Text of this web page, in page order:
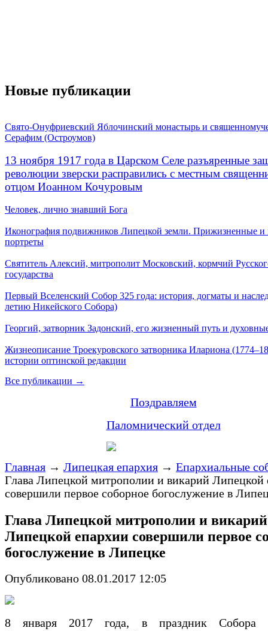
Новые публикации
Свято-Онуфриевский Яблочинский монастырь и
Серафим (Остроумов)
13 ноября 1917 года в Царском Селе разъяренные
революции зверски расправились с местным
отцом Иоанном Кочуровым
Человек, лично знавший Бога
Иконография подвижников Липецкой земли. Прижизненные и
портреты
Святитель Алексий, митрополит Московский, кормчий
государства
Первый Вселенский Собор 325 года: история, догматы и
летию Никейского Собора)
Георгий, затворник Задонский, его жизненный путь и
Жизнеописание Троекуровского затворника Илариона
истории оптинской редакции
Все публикации →
Поздравляем
Паломнический отдел
Главная → Липецкая епархия → Епархиальные
Глава Липецкой митрополии и викарий Липецкой
совершили первое соборное богослужение в
Глава Липецкой митрополии и викарий
Липецкой епархии совершили первое
богослужение в Липецке
Опубликовано 08.01.2017 12:05
8 января 2017 года, в праздник Собора